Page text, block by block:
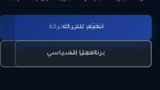
تعرّف على الحركة
برنامجنا السياسي
انضم للحركة
اتصل بنا